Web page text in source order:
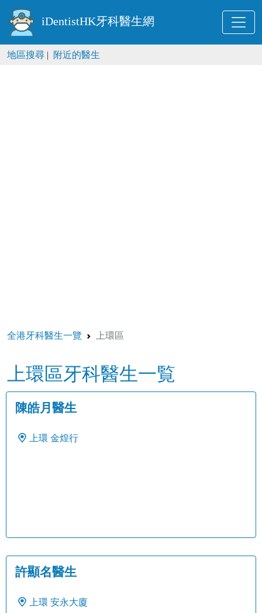
iDentistHK牙科醫生網
地區搜尋 | 附近的醫生
全港牙科醫生一覽 上環區
上環區牙科醫生一覧
陳皓月醫生
上環 金煌行
許顯名醫生
上環 安永大廈